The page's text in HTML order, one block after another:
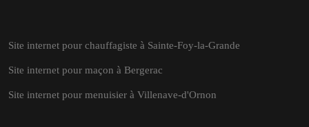
Site internet pour chauffagiste à Sainte-Foy-la-Grande
Site internet pour maçon à Bergerac
Site internet pour menuisier à Villenave-d'Ornon